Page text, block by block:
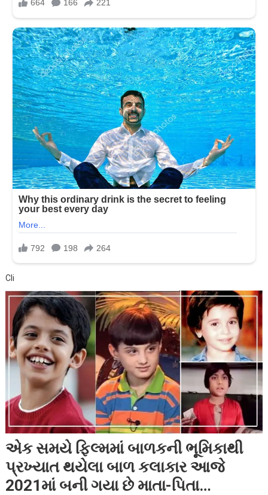
Cli
એક સમયે ફિલ્મમાં બાળકની ભૂમિકાથી
પ્રખ્યાત થયેલા બાળ કલાકાર આજે
2021માં બની ગયા છે માતા-પિતા…